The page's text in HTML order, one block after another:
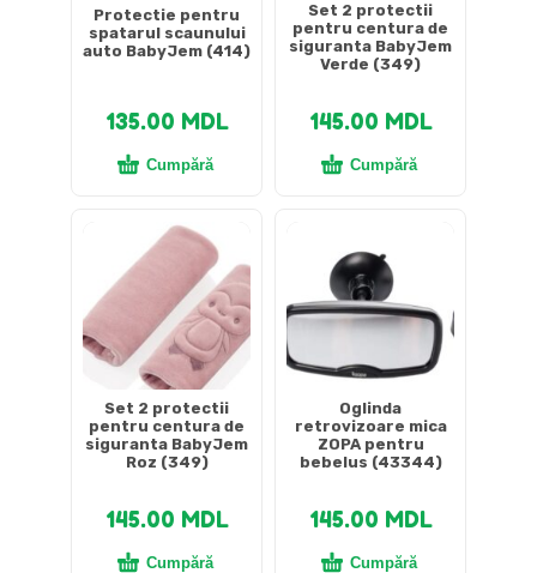
Protectie pentru
spatarul scaunului
auto BabyJem (414)
135.00 MDL
Cumpără
Set 2 protectii
pentru centura de
siguranta BabyJem
Verde (349)
145.00 MDL
Cumpără
Set 2 protectii
pentru centura de
siguranta BabyJem
Roz (349)
145.00 MDL
Cumpără
Oglinda
retrovizoare mica
ZOPA pentru
bebelus (43344)
145.00 MDL
Cumpără